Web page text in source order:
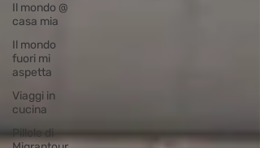
Il mondo @
casa mia
Il mondo
fuori mi
aspetta
Viaggi in
cucina
Pillole di